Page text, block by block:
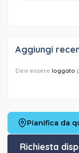
Aggiungi
Devi essere loggato
Pianifica da
Richiesta